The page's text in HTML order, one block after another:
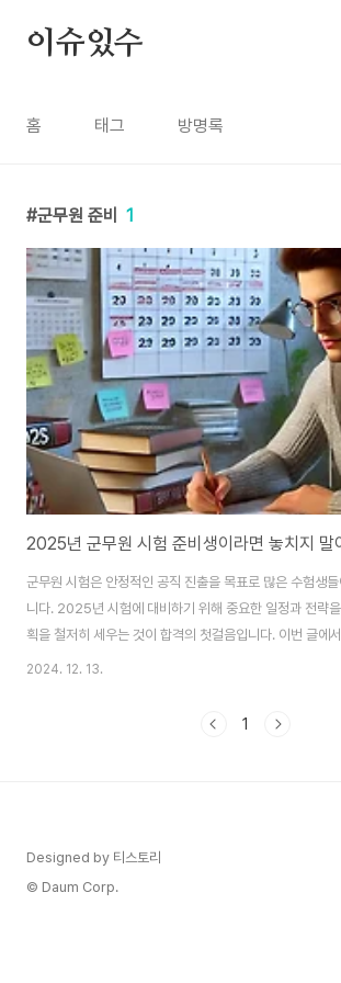
이슈있수
홈 태그 방명록
군무원 준비 1
군무원 시험은 안정적인 공직 진출을 목표로 많은 수험생
니다. 2025년 시험에 대비하기 위해 중요한 일정과 전략을
획을 철저히 세우는 것이 합격의 첫걸음입니다. 이번 글에
원 시험의 주요 일정과 준비 방법을 총정리해 드립니다.1️⃣
숙지하고 그에 맞춰 대비하는 것입니다.📌 시험 공고 발표
2024. 12. 13.
1
Designed by 티스토리
© Daum Corp.